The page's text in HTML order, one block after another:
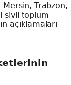
Mersin, Trabzon,
sivil toplum
açıklamaları